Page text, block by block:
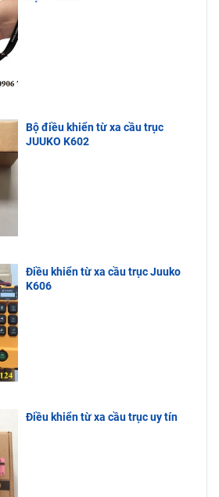
Bộ điều khiển từ xa cầu trục
JUUKO K602
Điều khiển từ xa cầu trục Juuko
K606
Điều khiển từ xa cầu trục uy tín